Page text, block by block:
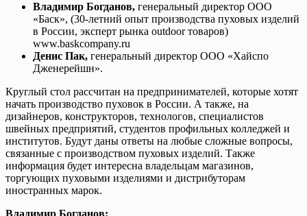
Владимир Богданов, генеральный директор ООО
«Баск», (30-летний опыт производства пуховых изделий
в России, эксперт рынка outdoor товаров)
www.baskcompany.ru
Денис Пак, генеральный директор ООО «Хайспо
Дженерейшн».
Круглый стол рассчитан на предпринимателей, которые хотят
начать производство пуховок в России. А также, на
дизайнеров, конструкторов, технологов, специалистов
швейных предприятий, студентов профильных колледжей и
институтов. Будут даны ответы на любые сложные вопросы,
связанные с производством пуховых изделий. Также
информация будет интересна владельцам магазинов,
торгующих пуховыми изделиями и дистрибуторам
иностранных марок.